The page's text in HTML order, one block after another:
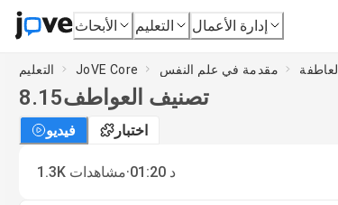
الأبحاث التعليم إدارة الأعمال
التعليم JoVE Core مقدمة في علم النفس
8.15تصنيف العواطف
فيديو اختبار
1.3K مشاهدات·01:20 د